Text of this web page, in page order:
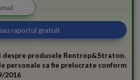
despre produsele Rentrop&Straton.
personale sa fie prelucrate conform
2016